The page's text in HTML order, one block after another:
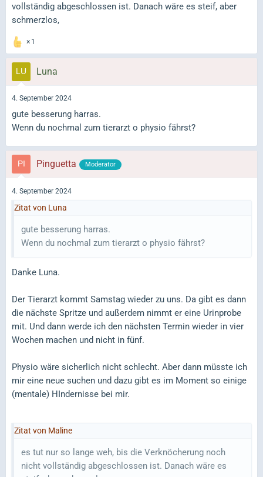
vollständig abgeschlossen ist. Danach wäre es steif, aber
schmerzlos,
1
Luna
4. September 2024
gute besserung harras.
Wenn du nochmal zum tierarzt o physio fährst?
Pinguetta Moderator
4. September 2024
Zitat von Luna
gute besserung harras.
Wenn du nochmal zum tierarzt o physio fährst?
Danke Luna.
Der Tierarzt kommt Samstag wieder zu uns. Da gibt es dann
die nächste Spritze und außerdem nimmt er eine Urinprobe
mit. Und dann werde ich den nächsten Termin wieder in vier
Wochen machen und nicht in fünf.
Physio wäre sicherlich nicht schlecht. Aber dann müsste ich
mir eine neue suchen und dazu gibt es im Moment so einige
(mentale) HIndernisse bei mir.
Zitat von Maline
es tut nur so lange weh, bis die Verknöcherung noch
nicht vollständig abgeschlossen ist. Danach wäre es